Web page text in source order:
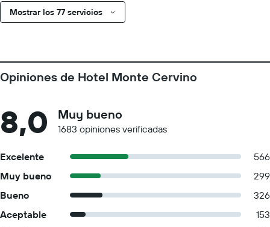
Mostrar los 77 servicios
Opiniones de Hotel Monte Cervino
8,0 Muy bueno
1683 opiniones verificadas
Excelente
566
Muy bueno
299
Bueno
326
Aceptable
153